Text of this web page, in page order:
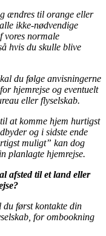
ændres til orange eller
ikke-nødvendige
vores normale
hvis du skulle blive
du følge anvisningerne
hjemrejse og eventuelt
eller flyselskab.
at komme hjem hurtigst
og i sidste ende
muligt” kan dog
planlagte hjemrejse.
afsted til et land eller
du først kontakte din
for ombookning